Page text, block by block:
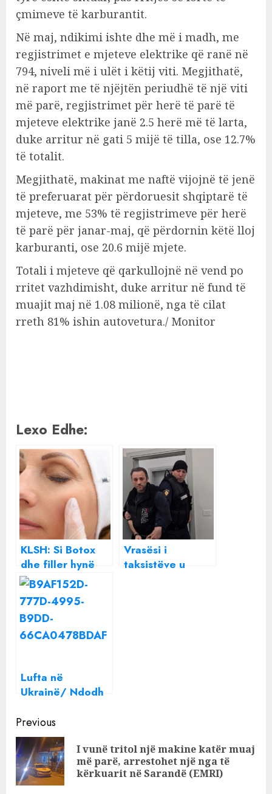
çmimeve të karburantit.
Në maj, ndikimi ishte dhe më i madh, me
regjistrimet e mjeteve elektrike që ranë në
794, niveli më i ulët i këtij viti. Megjithatë,
në raport me të njëjtën periudhë të një viti
më parë, regjistrimet për herë të parë të
mjeteve elektrike janë 2.5 herë më të larta,
duke arritur në gati 5 mijë të tilla, ose 12.7%
të totalit.
Megjithatë, makinat me naftë vijojnë të jenë
të preferuarat për përdoruesit shqiptarë të
mjeteve, me 53% të regjistrimeve për herë
të parë për janar-maj, që përdornin këtë lloj
karburanti, ose 20.6 mijë mjete.
Totali i mjeteve që qarkullojnë në vend po
rritet vazhdimisht, duke arritur në fund të
muajit maj në 1.08 milionë, nga të cilat
rreth 81% ishin autovetura./ Monitor
Lexo Edhe:
KLSH: Si Botox
dhe filler hynë
’fshehurazi’ në
Shqipëri nga
Koreja e Jugut
Vrasësi i
taksistëve u
Lufta në
Ukrainë/ Ndodh
i del në krah
Rusisë
Continue
Reading
Previous
I vunë tritol një makine katër muaj
më parë, arrestohet një nga të
kërkuarit në Sarandë (EMRI)